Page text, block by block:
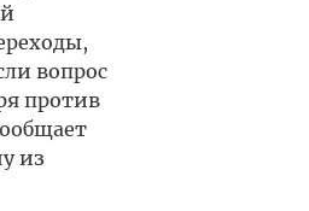
вопрос
против
из